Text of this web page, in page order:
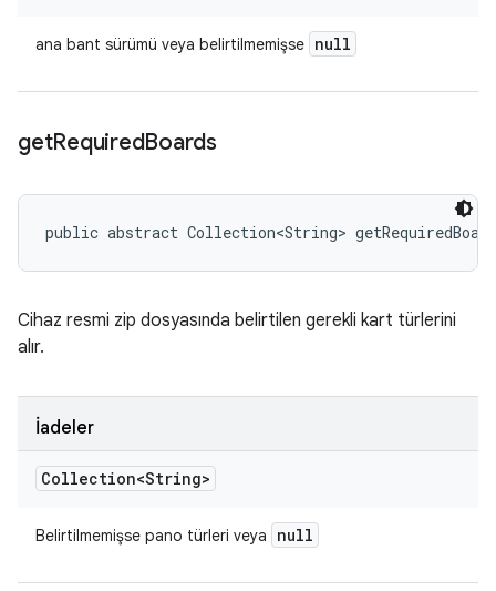
ana bant sürümü veya belirtilmemişse null
getRequiredBoards
public abstract Collection<String>
Cihaz resmi zip dosyasında belirtilen gerekli kart türlerini
alır.
İadeler
Collection<String>
Belirtilmemişse pano türleri veya null